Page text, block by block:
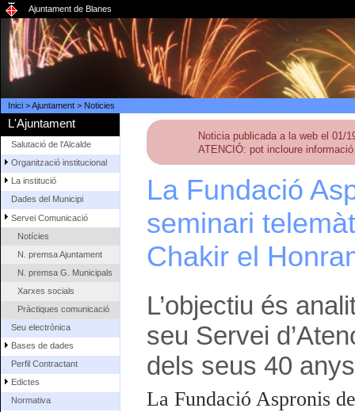
Ajuntament de Blanes
Inici>Ajuntament> Noticies
L'Ajuntament
Salutació de l'Alcalde
Organització institucional
La institució
Dades del Municipi
Servei Comunicació
Notícies
N. premsa Ajuntament
N. premsa G. Municipals
Xarxes socials
Pràctiques comunicació
Seu electrònica
Bases de dades
Perfil Contractant
Edictes
Normativa
Noticia publicada a la web el 01/
ATENCIÓ: pot incloure
La Fundació
seminari
Chakir el
L’objectiu és
seu Servei
dels seus 40 anys
La Fundació Aspronis